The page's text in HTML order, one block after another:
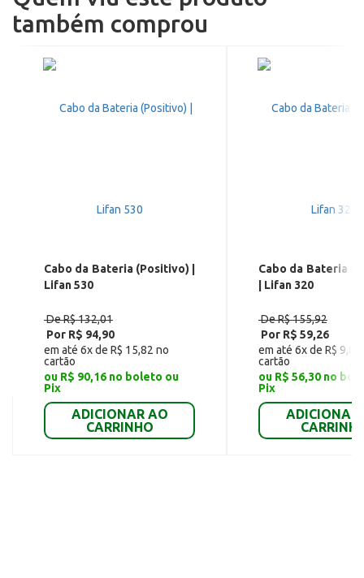
também comprou
Cabo da Bateria (Positivo) |
Lifan 530
De R$ 132,01
Por R$ 94,90
em até 6x de R$ 15,82 no
cartão
ou R$ 90,16 no boleto ou
Pix
ADICIONAR AO
CARRINHO
Cabo da Bateria
| Lifan 320
De R$ 155,92
Por R$ 59,26
em até 6x de R$
cartão
ou R$ 56,30 no
Pix
ADICIONAR